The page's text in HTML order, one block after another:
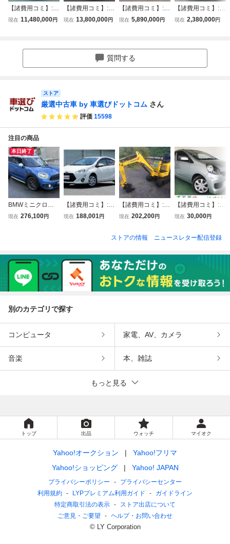
【諸費用コミ】:◆
広島県◆広島市◆
現在 11,480,000円
【諸費用コミ】:◆
広島県◆広島市◆
0L明細アリ
現在 13,800,000円
【諸費用コミ】:◆
広島県◆広島市◆
B26ツインターボ
載替
現在 5,890,000円
【諸費用コミ】:◆
広島県◆広島市◆
現在 2,380,000円
質問する
ストア
厳選中古車 by 車選びドットコム さん
評価 15598
注目の商品
本日終了
BMWミニクロス
オーバー クーパー
現在 276,100円
【諸費用コミ】:青
森県 八戸発 H27
消渡し 抹消謄本O
DAA-NHP10
現在 188,001円
【諸費用コミ】:★
群馬県桐生市★ ヤ
MAR★可変脚★6
ショベル
現在 202,200円
【諸費用コミ】:沖
縄県発 現状販売
L 銀 164,621km
現在 30,000円
ストアの情報 ニュースレター配信登録
別のカテゴリで探す
コンピュータ 家電、AV、カメラ
音楽 本、雑誌
もっと見る
トップ 出品 ウォッチ マイオク
Yahoo!オークション
Yahoo!フリマ
Yahoo!ショッピング
Yahoo! JAPAN
プライバシーポリシー
プライバシーセンター
利用規約
LYPプレミアム利用ガイド
ガイドライン
特定商取引法の表示
ストア出店について
ご意見・ご要望
ヘルプ・お問い合わせ
© LY Corporation